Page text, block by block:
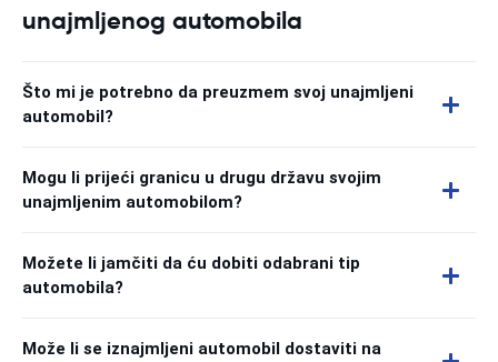
unajmljenog automobila
Što mi je potrebno da preuzmem svoj unajmljeni
automobil?
Mogu li prijeći granicu u drugu državu svojim
unajmljenim automobilom?
Možete li jamčiti da ću dobiti odabrani tip
automobila?
Može li se iznajmljeni automobil dostaviti na